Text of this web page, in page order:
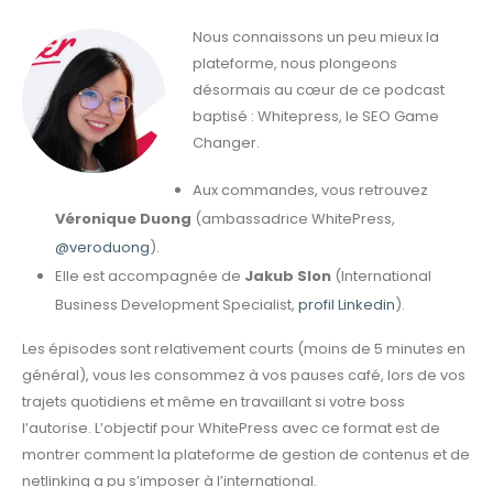
Nous connaissons un peu mieux la
plateforme, nous plongeons
désormais au cœur de ce podcast
baptisé : Whitepress, le SEO Game
Changer.
Aux commandes, vous retrouvez
Véronique Duong (ambassadrice WhitePress,
@veroduong).
Elle est accompagnée de Jakub Slon(International
Business Development Specialist, profil Linkedin).
Les épisodes sont relativement courts (moins de 5 minutes en
général), vous les consommez à vos pauses café, lors de vos
trajets quotidiens et même en travaillant si votre boss
l’autorise. L’objectif pour WhitePress avec ce format est de
montrer comment la plateforme de gestion de contenus et de
netlinking a pu s’imposer à l’international.